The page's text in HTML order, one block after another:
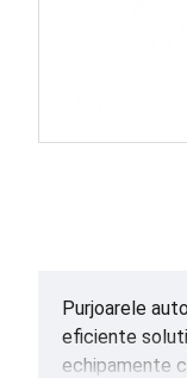
Purjoarele
eficiente
echipamente